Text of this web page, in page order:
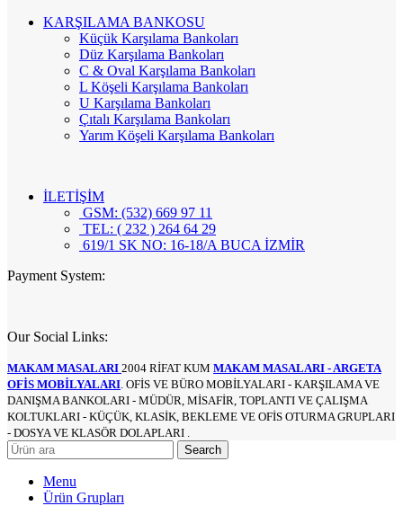
KARŞILAMA BANKOSU
Küçük Karşılama Bankoları
Düz Karşılama Bankoları
C & Oval Karşılama Bankoları
L Köşeli Karşılama Bankoları
U Karşılama Bankoları
Çıtalı Karşılama Bankoları
Yarım Köşeli Karşılama Bankoları
İLETİŞİM
GSM: (532) 669 97 11
TEL: ( 232 ) 264 64 29
619/1 SK NO: 16-18/A BUCA İZMİR
Payment System:
Our Social Links:
MAKAM MASALARI 2004 RİFAT KUM MAKAM MASALARI - ARGETA
OFİS MOBİLYALARI . OFİS VE BÜRO MOBİLYALARI - KARŞILAMA VE
DANIŞMA BANKOLARI - MÜDÜR, MİSAFİR, TOPLANTI VE ÇALIŞMA
KOLTUKLARI - KÜÇÜK, KLASİK, BEKLEME VE OFİS OTURMA GRUPLARI
- DOSYA VE KLASÖR DOLAPLARI .
Search
Menu
Ürün Grupları